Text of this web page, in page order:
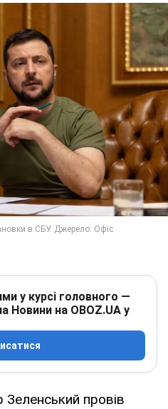
у курсі головного —
Новини на OBOZ.UA у
провів